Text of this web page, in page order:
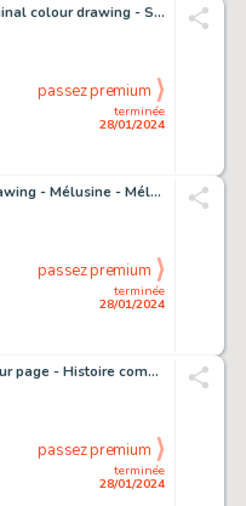
Dodson, Terry - 1 Original colour drawing - Songes - Coraline
terminée
28/01/2024
passez premium
Clarke - 1 Original drawing - Mélusine - Mélusine au pays des merveilles - 2019
terminée
28/01/2024
passez premium
Baru - 2 Original colour page - Histoire complète - La Poubelle d'aujourd'hui est le cartable d'hier.... - (années 1980)
terminée
28/01/2024
passez premium